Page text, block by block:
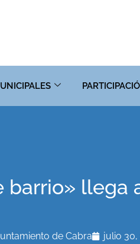
barrio» llega
de Cabra julio 30,